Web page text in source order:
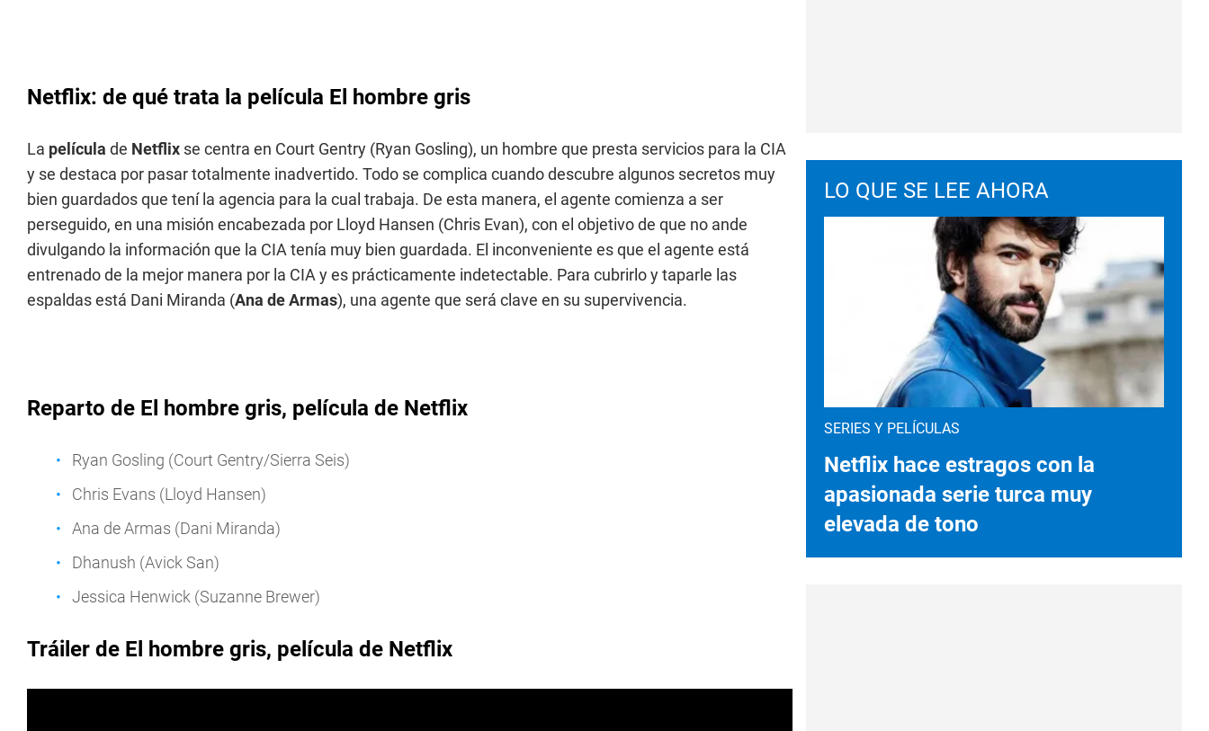
Netflix: de qué trata la película El hombre gris
La película de Netflix se centra en Court Gentry (Ryan Gosling), un hombre que presta servicios para la CIA
y se destaca por pasar totalmente inadvertido. Todo se complica cuando descubre algunos secretos muy
bien guardados que tení la agencia para la cual trabaja. De esta manera, el agente comienza a ser
perseguido, en una misión encabezada por Lloyd Hansen (Chris Evan), con el objetivo de que no ande
divulgando la información que la CIA tenía muy bien guardada. El inconveniente es que el agente está
entrenado de la mejor manera por la CIA y es prácticamente indetectable. Para cubrirlo y taparle las
espaldas está Dani Miranda (Ana de Armas), una agente que será clave en su supervivencia.
Reparto de El hombre gris, película de Netflix
Ryan Gosling (Court Gentry/Sierra Seis)
Chris Evans (Lloyd Hansen)
Ana de Armas (Dani Miranda)
Dhanush (Avick San)
Jessica Henwick (Suzanne Brewer)
Tráiler de El hombre gris, película de Netflix
LO QUE SE LEE AHORA
SERIES Y PELÍCULAS
Netflix hace estragos con la
apasionada serie turca muy
elevada de tono